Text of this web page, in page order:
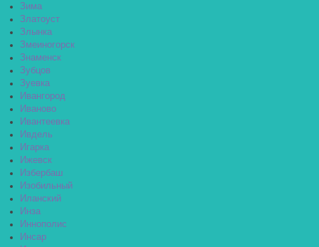
Зима
Златоуст
Злынка
Змеиногорск
Знаменск
Зубцов
Зуевка
Ивангород
Иваново
Ивантеевка
Ивдель
Игарка
Ижевск
Избербаш
Изобильный
Иланский
Инза
Иннополис
Инсар